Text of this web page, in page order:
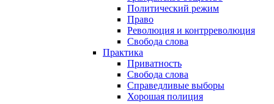
Политический режим
Право
Революция и контрреволюция
Свобода слова
Практика
Приватность
Свобода слова
Справедливые выборы
Хорошая полиция